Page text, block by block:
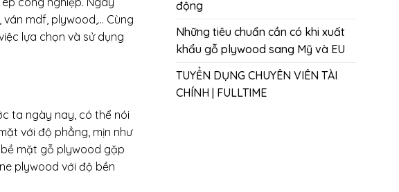
mdf, plywood,… Cùng
lựa chọn và sử dụng
ta ngày nay, có thể nói
với độ phẳng, mịn như
bề mặt gỗ plywood gặp
plywood với độ bền
động
Những tiêu chuẩn cần có khi xuất
khẩu gỗ plywood sang Mỹ và EU
TUYỂN DỤNG CHUYÊN VIÊN TÀI
CHÍNH | FULLTIME